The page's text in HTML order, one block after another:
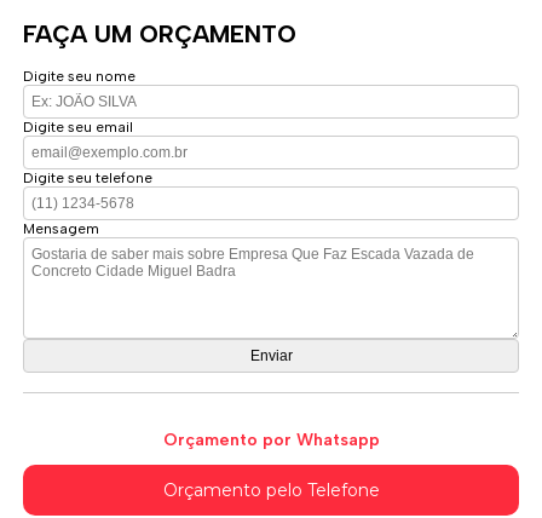
FAÇA UM ORÇAMENTO
Digite seu nome
Digite seu email
Digite seu telefone
Mensagem
Orçamento por Whatsapp
Orçamento pelo Telefone